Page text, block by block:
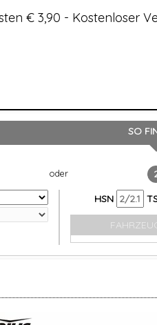
€ 3,90 - Kostenloser
SO
HSN